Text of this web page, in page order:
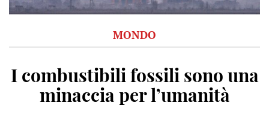
MONDO
I combustibili fossili sono una
minaccia per l’umanità